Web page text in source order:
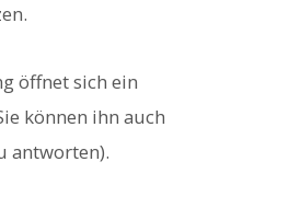
öffnet sich ein
können ihn auch
antworten).